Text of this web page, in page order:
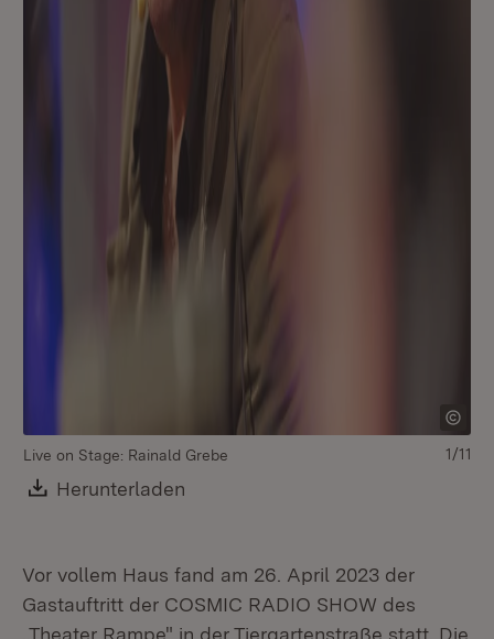
Live on Stage: Rainald Grebe
Download:
Herunterladen
1/11
Vor vollem Haus fand am 26. April 2023 der
Gastauftritt der COSMIC RADIO SHOW des
„Theater Rampe" in der Tiergartenstraße statt. Die